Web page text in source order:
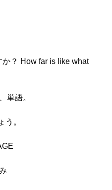
？ How far is like what
単語。
う。